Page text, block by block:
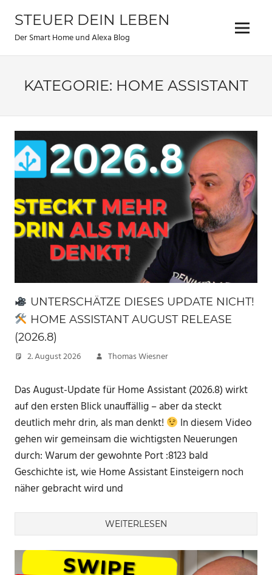
Inhalt
springen
STEUER DEIN LEBEN
Der Smart Home und Alexa Blog Menu
KATEGORIE: HOME ASSISTANT
UNTERSCHÄTZE DIESES UPDATE NICHT!
HOME ASSISTANT AUGUST RELEASE
(2026.8)
2. August 2026 Thomas Wiesner
Das August-Update für Home Assistant (2026.8) wirkt
auf den ersten Blick unauffällig – aber da steckt
deutlich mehr drin, als man denkt!
In diesem Video
gehen wir gemeinsam die wichtigsten Neuerungen
durch: Warum der gewohnte Port :8123 bald
Geschichte ist, wie Home Assistant Einsteigern noch
näher gebracht wird und
WEITERLESEN